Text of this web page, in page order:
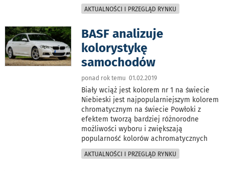
AKTUALNOŚCI I PRZEGLĄD RYNKU
BASF analizuje
kolorystykę
samochodów
ponad rok temu 01.02.2019
Biały wciąż jest kolorem nr 1 na świecie
Niebieski jest najpopularniejszym kolorem
chromatycznym na świecie Powłoki z
efektem tworzą bardziej różnorodne
możliwości wyboru i zwiększają
popularność kolorów achromatycznych
AKTUALNOŚCI I PRZEGLĄD RYNKU